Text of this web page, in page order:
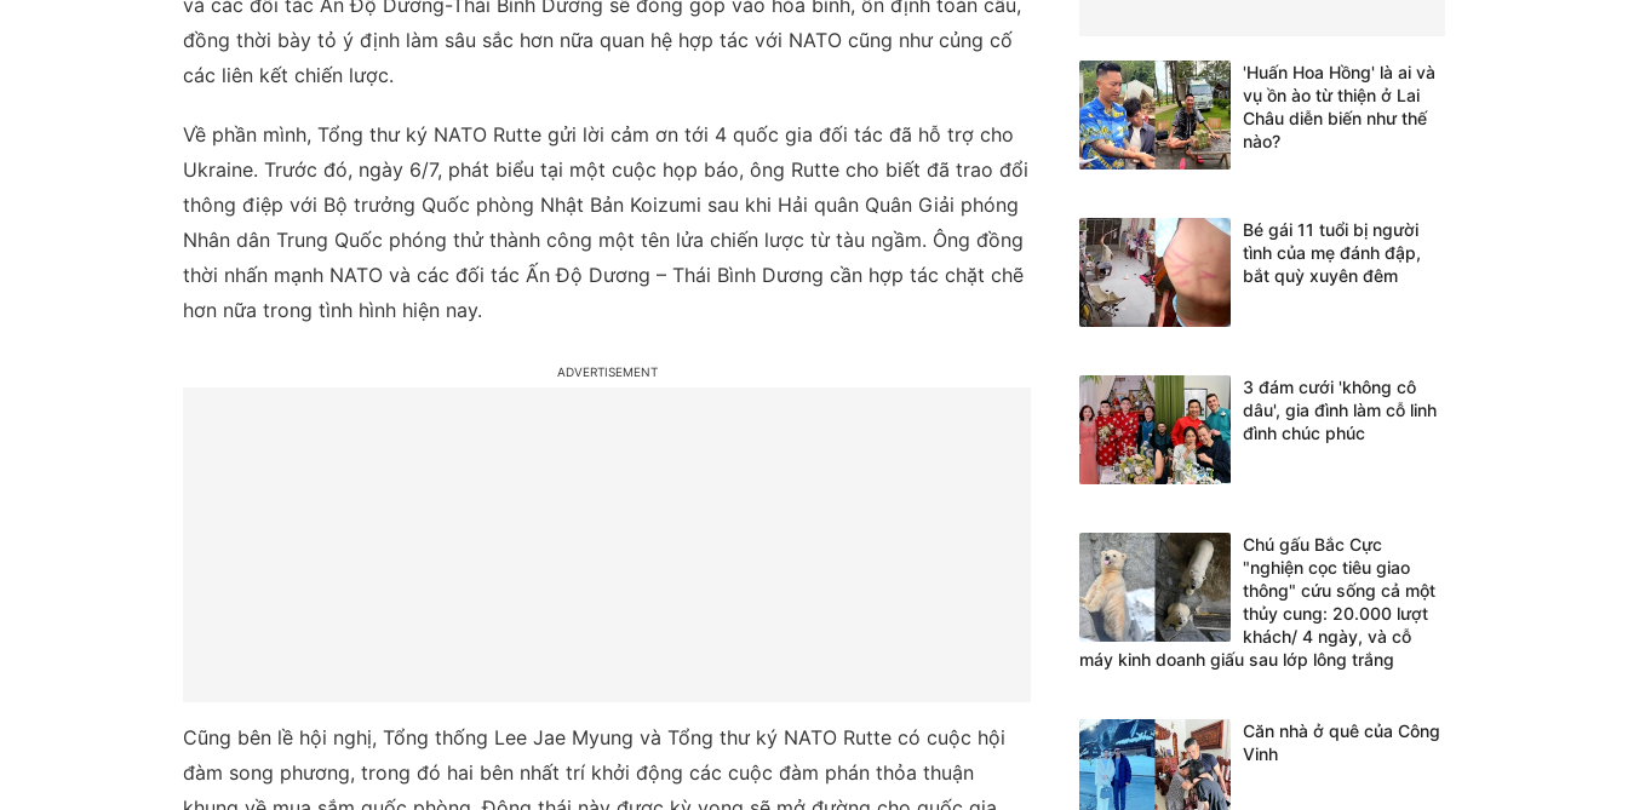
và các đối tác Ấn Độ Dương-Thái Bình Dương sẽ đóng góp vào hòa bình, ổn định toàn cầu,
đồng thời bày tỏ ý định làm sâu sắc hơn nữa quan hệ hợp tác với NATO cũng như củng cố
các liên kết chiến lược.
Về phần mình, Tổng thư ký NATO Rutte gửi lời cảm ơn tới 4 quốc gia đối tác đã hỗ trợ cho
Ukraine. Trước đó, ngày 6/7, phát biểu tại một cuộc họp báo, ông Rutte cho biết đã trao đổi
thông điệp với Bộ trưởng Quốc phòng Nhật Bản Koizumi sau khi Hải quân Quân Giải phóng
Nhân dân Trung Quốc phóng thử thành công một tên lửa chiến lược từ tàu ngầm. Ông đồng
thời nhấn mạnh NATO và các đối tác Ấn Độ Dương – Thái Bình Dương cần hợp tác chặt chẽ
hơn nữa trong tình hình hiện nay.
Cũng bên lề hội nghị, Tổng thống Lee Jae Myung và Tổng thư ký NATO Rutte có cuộc hội
đàm song phương, trong đó hai bên nhất trí khởi động các cuộc đàm phán thỏa thuận
'Huấn Hoa Hồng' là ai và
vụ ồn ào từ thiện ở Lai
Châu diễn biến như thế
nào?
Bé gái 11 tuổi bị người
tình của mẹ đánh đập,
bắt quỳ xuyên đêm
3 đám cưới 'không cô
dâu', gia đình làm cỗ linh
đình chúc phúc
Chú gấu Bắc Cực
"nghiện cọc tiêu giao
thông" cứu sống cả một
thủy cung: 20.000 lượt
khách/ 4 ngày, và cỗ
máy kinh doanh giấu sau lớp lông trắng
Căn nhà ở quê của Công
Vinh